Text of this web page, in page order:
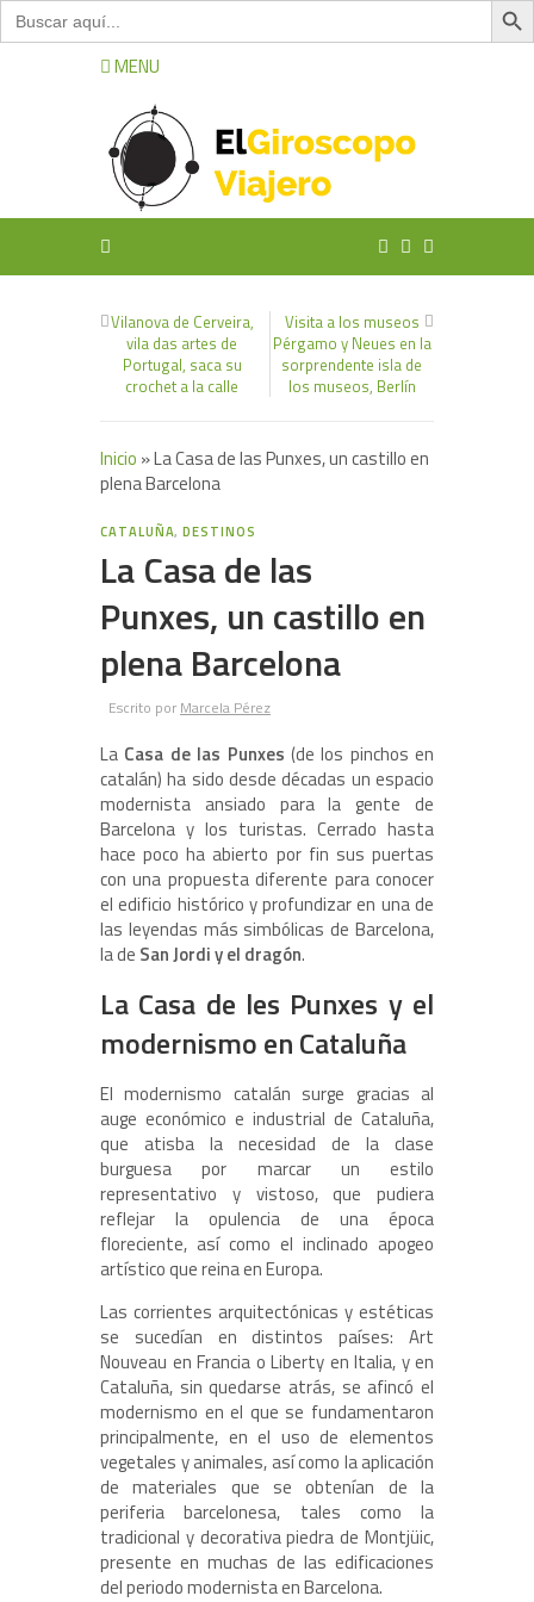
Buscar:
MENU
Vilanova de Cerveira,
vila das artes de
Portugal, saca su
crochet a la calle
Visita a los museos
Pérgamo y Neues en la
sorprendente isla de
los museos, Berlín
Inicio »La Casa de las Punxes, un castillo en
plena Barcelona
CATALUÑA,DESTINOS
La Casa de las
Punxes, un castillo en
plena Barcelona
Escrito por Marcela Pérez
La Casa de las Punxes (de los pinchos en
catalán) ha sido desde décadas un espacio
modernista ansiado para la gente de
Barcelona y los turistas. Cerrado hasta
hace poco ha abierto por fin sus puertas
con una propuesta diferente para conocer
el edificio histórico y profundizar en una de
las leyendas más simbólicas de Barcelona,
la de San Jordi y el dragón.
La Casa de les Punxes y el
modernismo en Cataluña
El modernismo catalán surge gracias al
auge económico e industrial de Cataluña,
que atisba la necesidad de la clase
burguesa por marcar un estilo
representativo y vistoso, que pudiera
reflejar la opulencia de una época
floreciente, así como el inclinado apogeo
artístico que reina en Europa.
Las corrientes arquitectónicas y estéticas
se sucedían en distintos países: Art
Nouveau en Francia o Liberty en Italia, y en
Cataluña, sin quedarse atrás, se afincó el
modernismo en el que se fundamentaron
principalmente, en el uso de elementos
vegetales y animales, así como la aplicación
de materiales que se obtenían de la
periferia barcelonesa, tales como la
tradicional y decorativa piedra de Montjüic,
presente en muchas de las edificaciones
del periodo modernista en Barcelona.